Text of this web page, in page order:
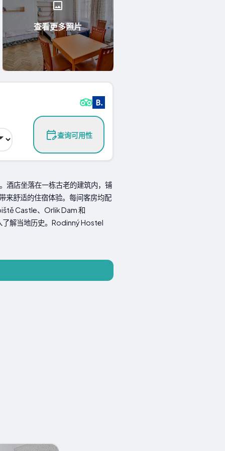
查看更多照片
查询可用性
酒店坐落在一栋古老的建筑内，铺
来舒适的住宿体验。每间客房均配
Castle、Orlik Dam 和
解当地历史。Rodinný Hostel